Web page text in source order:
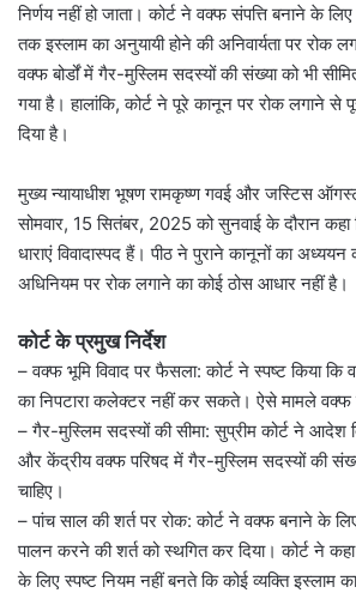
निर्णय नहीं हो जाता। कोर्ट ने वक्फ संपत्ति बनाने के
तक इस्लाम का अनुयायी होने की अनिवार्यता पर रोक
वक्फ बोर्डों में गैर-मुस्लिम सदस्यों की संख्या को भी
गया है। हालांकि, कोर्ट ने पूरे कानून पर रोक लगाने से
दिया है।
मुख्य न्यायाधीश भूषण रामकृष्ण गवई और जस्टिस
सोमवार, 15 सितंबर, 2025 को सुनवाई के दौरान
धाराएं विवादास्पद हैं। पीठ ने पुराने कानूनों का
अधिनियम पर रोक लगाने का कोई ठोस आधार नहीं है।
कोर्ट के प्रमुख निर्देश
– वक्फ भूमि विवाद पर फैसला: कोर्ट ने स्पष्ट किया कि
का निपटारा कलेक्टर नहीं कर सकते। ऐसे मामले
– गैर-मुस्लिम सदस्यों की सीमा: सुप्रीम कोर्ट ने आदेश
और केंद्रीय वक्फ परिषद में गैर-मुस्लिम सदस्यों की
चाहिए।
– पांच साल की शर्त पर रोक: कोर्ट ने वक्फ बनाने के
पालन करने की शर्त को स्थगित कर दिया। कोर्ट ने
के लिए स्पष्ट नियम नहीं बनते कि कोई व्यक्ति इस्लाम